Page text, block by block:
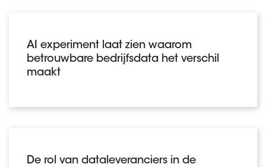
AI experiment laat zien waarom
betrouwbare bedrijfsdata het verschil
maakt
De rol van dataleveranciers in de